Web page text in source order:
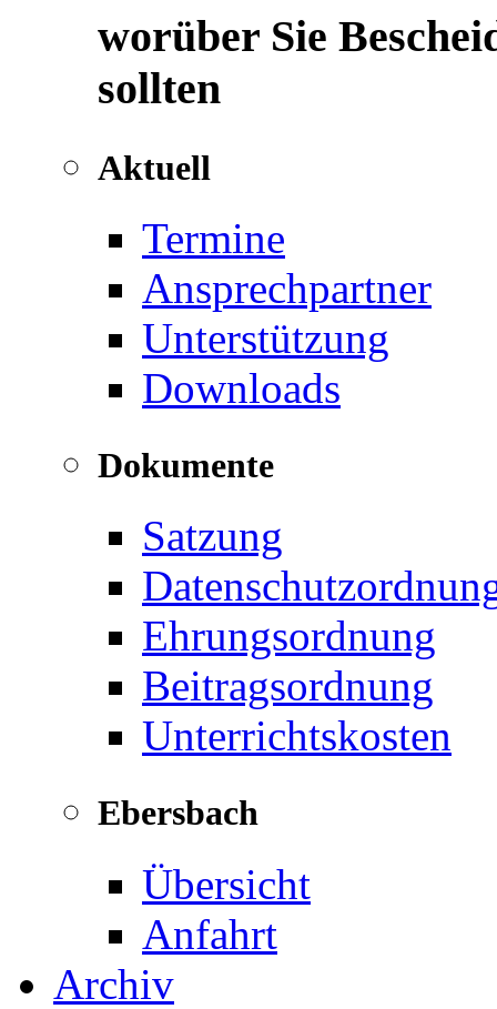
worüber Sie
sollten
Aktuell
Termine
Ansprechpartner
Unterstützung
Downloads
Dokumente
Satzung
Ehrungsordnung
Beitragsordnung
Unterrichtskosten
Ebersbach
Übersicht
Anfahrt
Archiv